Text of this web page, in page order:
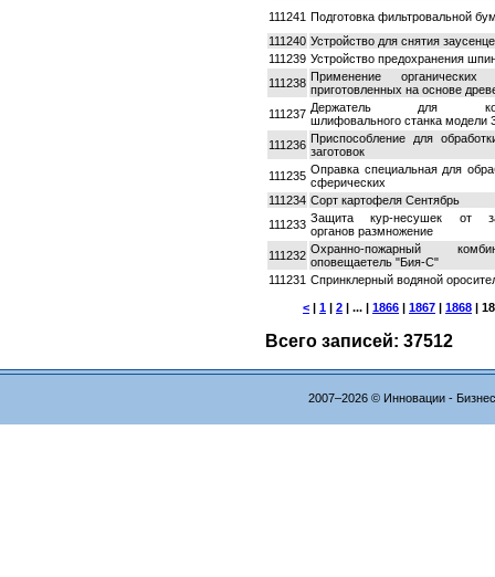
111241 Подготовка фильтровальной
111240 Устройство для снятия
111239 Устройство предохранения
111238 Применение органических
приготовленных на основе
111237 Держатель для
шлифовального станка модели
111236 Приспособление для
заготовок
111235 Оправка специальная для
сферических
111234 Сорт картофеля Сентябрь
111233 Защита кур-несушек от
органов размножение
111232 Охранно-пожарный
оповещаетель "Бия-С"
111231 Спринклерный водяной
< 1 2 | ... | 1866 1867 1868
Всего записей: 37512
2007–2026 © Инновации -